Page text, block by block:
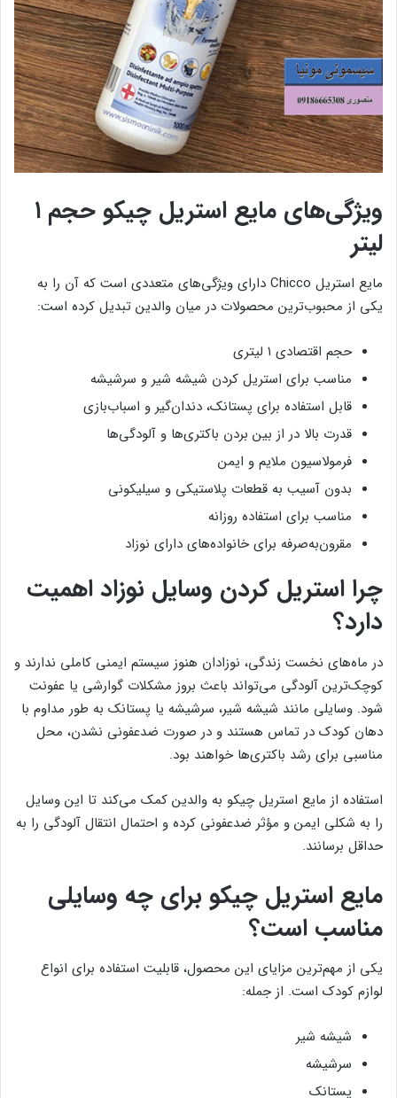
ویژگی‌های مایع استریل چیکو حجم ۱
لیتر
مایع استریل Chicco دارای ویژگی‌های متعددی است که آن را به
یکی از محبوب‌ترین محصولات در میان والدین تبدیل کرده است:
حجم اقتصادی ۱ لیتری
مناسب برای استریل کردن شیشه شیر و سرشیشه
قابل استفاده برای پستانک، دندان‌گیر و اسباب‌بازی
قدرت بالا در از بین بردن باکتری‌ها و آلودگی‌ها
فرمولاسیون ملایم و ایمن
بدون آسیب به قطعات پلاستیکی و سیلیکونی
مناسب برای استفاده روزانه
مقرون‌به‌صرفه برای خانواده‌های دارای نوزاد
چرا استریل کردن وسایل نوزاد اهمیت
دارد؟
در ماه‌های نخست زندگی، نوزادان هنوز سیستم ایمنی کاملی ندارند و
کوچک‌ترین آلودگی می‌تواند باعث بروز مشکلات گوارشی یا عفونت
شود. وسایلی مانند شیشه شیر، سرشیشه یا پستانک به طور مداوم با
دهان کودک در تماس هستند و در صورت ضدعفونی نشدن، محل
مناسبی برای رشد باکتری‌ها خواهند بود.
استفاده از مایع استریل چیکو به والدین کمک می‌کند تا این وسایل
را به شکلی ایمن و مؤثر ضدعفونی کرده و احتمال انتقال آلودگی را به
حداقل برسانند.
مایع استریل چیکو برای چه وسایلی
مناسب است؟
یکی از مهم‌ترین مزایای این محصول، قابلیت استفاده برای انواع
لوازم کودک است. از جمله:
شیشه شیر
سرشیشه
پستانک